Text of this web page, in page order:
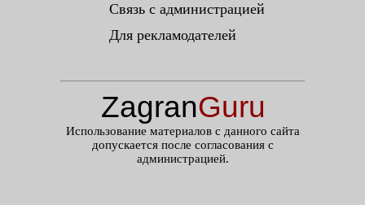
Связь с администрацией
Для рекламодателей
ZagranGuru
Использование материалов с данного сайта
допускается после согласования с
администрацией.